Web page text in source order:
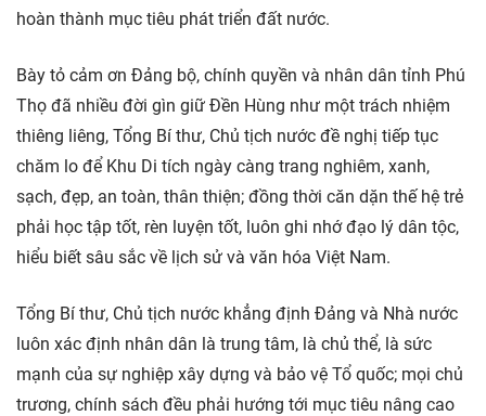
hoàn thành mục tiêu phát triển đất nước.
Bày tỏ cảm ơn Đảng bộ, chính quyền và nhân dân tỉnh Phú
Thọ đã nhiều đời gìn giữ Đền Hùng như một trách nhiệm
thiêng liêng, Tổng Bí thư, Chủ tịch nước đề nghị tiếp tục
chăm lo để Khu Di tích ngày càng trang nghiêm, xanh,
sạch, đẹp, an toàn, thân thiện; đồng thời căn dặn thế hệ trẻ
phải học tập tốt, rèn luyện tốt, luôn ghi nhớ đạo lý dân tộc,
hiểu biết sâu sắc về lịch sử và văn hóa Việt Nam.
Tổng Bí thư, Chủ tịch nước khẳng định Đảng và Nhà nước
luôn xác định nhân dân là trung tâm, là chủ thể, là sức
mạnh của sự nghiệp xây dựng và bảo vệ Tổ quốc; mọi chủ
trương, chính sách đều phải hướng tới mục tiêu nâng cao